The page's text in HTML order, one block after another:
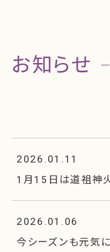
2026.01.11
1月15日は道祖神火
2026.01.06
今シーズンも元気に